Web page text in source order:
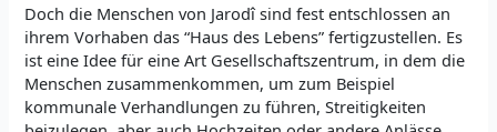
Doch die Menschen von Jarodî sind fest entschlossen an
ihrem Vorhaben das “Haus des Lebens” fertigzustellen. Es
ist eine Idee für eine Art Gesellschaftszentrum, in dem die
Menschen zusammenkommen, um zum Beispiel
kommunale Verhandlungen zu führen, Streitigkeiten